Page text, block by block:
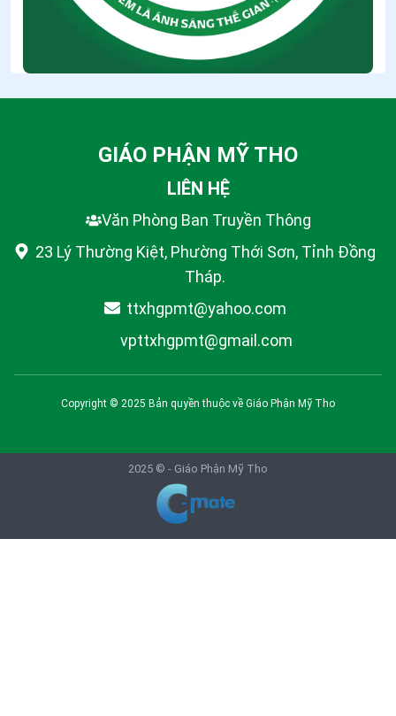
GIÁO PHẬN MỸ THO
LIÊN HỆ
Văn Phòng Ban Truyền Thông
23 Lý Thường Kiệt, Phường Thới Sơn, Tỉnh Đồng
Tháp.
ttxhgpmt@yahoo.com
vpttxhgpmt@gmail.com
Copyright © 2025 Bản quyền thuộc về Giáo Phận Mỹ Tho
2025 © - Giáo Phận Mỹ Tho